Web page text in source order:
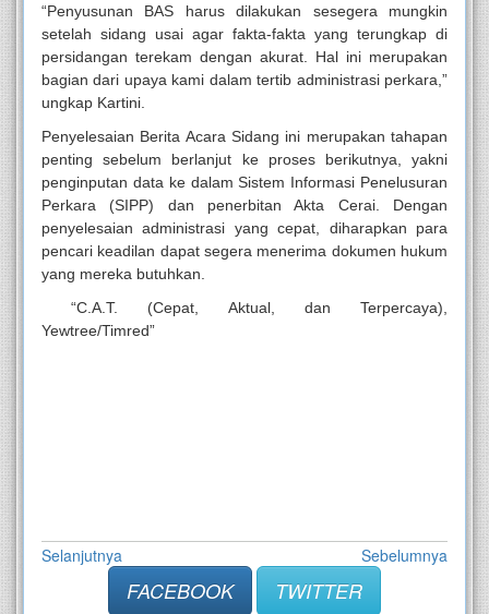
“Penyusunan BAS harus dilakukan sesegera mungkin
setelah sidang usai agar fakta-fakta yang terungkap di
persidangan terekam dengan akurat. Hal ini merupakan
bagian dari upaya kami dalam tertib administrasi perkara,”
ungkap Kartini.
Penyelesaian Berita Acara Sidang ini merupakan tahapan
penting sebelum berlanjut ke proses berikutnya, yakni
penginputan data ke dalam Sistem Informasi Penelusuran
Perkara (SIPP) dan penerbitanAkta Cerai. Dengan
penyelesaian administrasi yang cepat, diharapkan para
pencari keadilan dapat segera menerima dokumen hukum
yang mereka butuhkan.
“C.A.T. (Cepat, Aktual, dan Terpercaya),
Yewtree/Timred”
Selanjutnya Sebelumnya
FACEBOOK
TWITTER